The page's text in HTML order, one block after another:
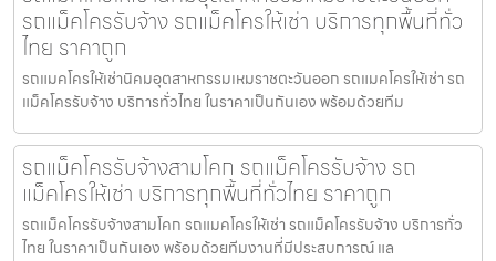
รถแม็คโครรับจ้าง รถแม็คโครให้เช่า บริการทุกพื้นที่ทั่ว
ไทย ราคาถูก
รถแมคโครให้เช่านิคมอุตสาหกรรมเหมราชตะวันออก รถแมคโครให้เช่า รถ
แม็คโครรับจ้าง บริการทั่วไทย ในราคาเป็นกันเอง พร้อมด้วยทีม
รถแม็คโครรับจ้างสามโคก รถแม็คโครรับจ้าง รถ
แม็คโครให้เช่า บริการทุกพื้นที่ทั่วไทย ราคาถูก
รถแม็คโครรับจ้างสามโคก รถแมคโครให้เช่า รถแม็คโครรับจ้าง บริการทั่ว
ไทย ในราคาเป็นกันเอง พร้อมด้วยทีมงานที่มีประสบการณ์ แล